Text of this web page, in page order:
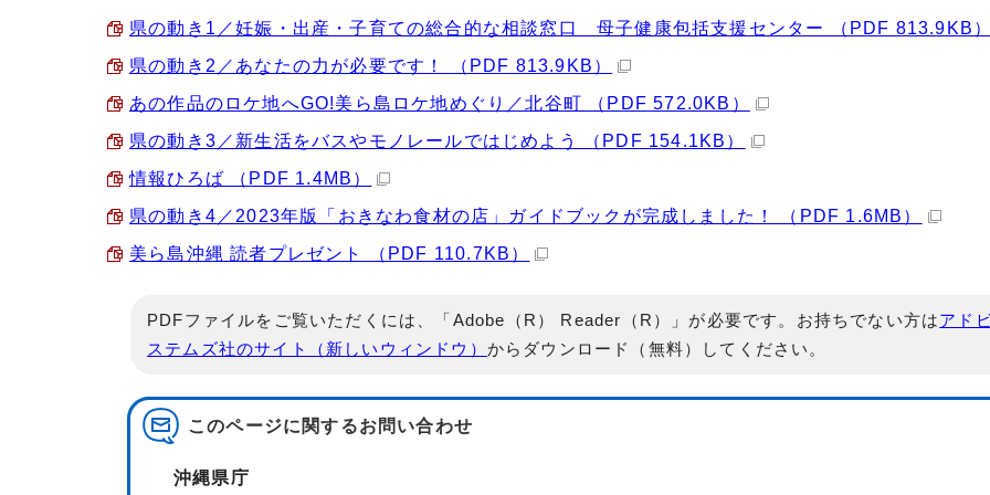
県の動き1／妊娠・出産・子育ての総合的な相談窓口 母子健康包括支援センター （PDF 813.9KB
県の動き2／あなたの力が必要です！ （PDF 813.9KB）
あの作品のロケ地へGO!美ら島ロケ地めぐり／北谷町 （PDF 572.0KB）
県の動き3／新生活をバスやモノレールではじめよう （PDF 154.1KB）
情報ひろば （PDF 1.4MB）
県の動き4／2023年版「おきなわ食材の店」ガイドブックが完成しました！ （PDF 1.6MB）
美ら島沖縄 読者プレゼント （PDF 110.7KB）
PDFファイルをご覧いただくには、「Adobe（R） Reader（R）」が必要です。お持ちでない方はアド
ステムズ社のサイト（新しいウィンドウ） からダウンロード（無料）してください。
このページに関するお問い合わせ
沖縄県庁